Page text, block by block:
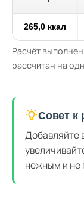
265,0 ккал
Расчёт
рассчитан на
Совет к
Добавляйте
нежным и не